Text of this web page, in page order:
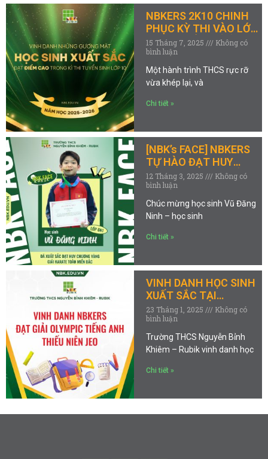
NBKERS 2K10 CHINH
PHỤC KỲ THI VÀO LỚP
10 VỚI ĐIỂM SỐ ẤN
TƯỢNG
15 Tháng 7, 2025
Không có
bình luận
Một hành trình THCS rực rỡ
vừa khép lại, và
Chi tiết »
[NBK’s FACE] NBKERS
TỰ HÀO ĐẠT HUY
CHƯƠNG VÀNG GIẢI
VÔ ĐỊCH KARATE KHU
VỰC MIỀN BẮC
12 Tháng 3, 2025
Không có
bình luận
Chúc mừng học sinh Vũ Đăng
Ninh – học sinh
Chi tiết »
VINH DANH HỌC SINH
XUẤT SẮC TẠI
OLYMPIC TIẾNG ANH
THIẾU NIÊN JEO 2024-
2025
23 Tháng 1, 2025
Không có
bình luận
Trường THCS Nguyễn Bỉnh
Khiêm – Rubik vinh danh học
Chi tiết »